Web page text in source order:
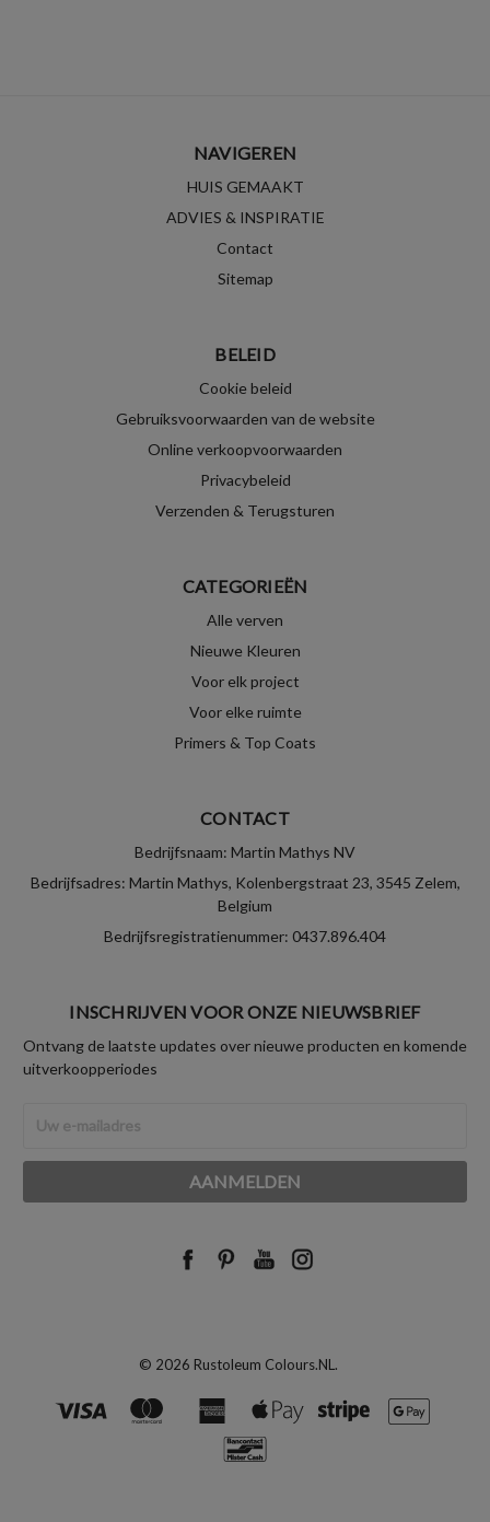
NAVIGEREN
HUIS GEMAAKT
ADVIES & INSPIRATIE
Contact
Sitemap
BELEID
Cookie beleid
Gebruiksvoorwaarden van de website
Online verkoopvoorwaarden
Privacybeleid
Verzenden & Terugsturen
CATEGORIEËN
Alle verven
Nieuwe Kleuren
Voor elk project
Voor elke ruimte
Primers & Top Coats
CONTACT
Bedrijfsnaam: Martin Mathys NV
Bedrijfsadres: Martin Mathys, Kolenbergstraat 23, 3545 Zelem,
Belgium
Bedrijfsregistratienummer: 0437.896.404
INSCHRIJVEN VOOR ONZE NIEUWSBRIEF
Ontvang de laatste updates over nieuwe producten en komende
uitverkoopperiodes
mailadres
© 2026 Rustoleum Colours.NL.